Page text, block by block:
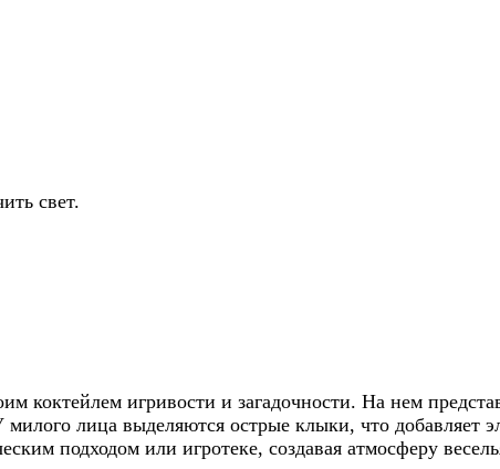
свет.
коктейлем игривости и загадочности. На нем
лица выделяются острые клыки, что добавляет
подходом или игротеке, создавая атмосферу